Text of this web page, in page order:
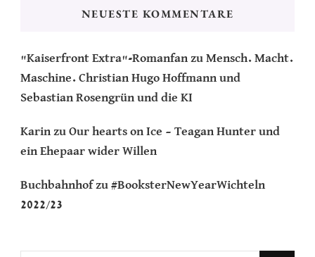
NEUESTE KOMMENTARE
"Kaiserfront Extra"-Romanfan zu Mensch. Macht.
Maschine. Christian Hugo Hoffmann und
Sebastian Rosengrün und die KI
Karin zu Our hearts on Ice – Teagan Hunter und
ein Ehepaar wider Willen
Buchbahnhofzu #BooksterNewYearWichteln
2022/23